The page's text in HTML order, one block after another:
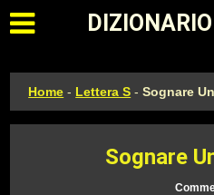
Apri il menu
Home - Lettera S -Sognare
Sognare